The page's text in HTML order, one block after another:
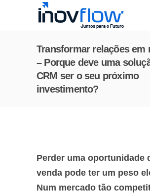
Transformar relações em
– Porque deve uma
CRM ser o seu próximo
investimento?
Perder uma oportunidade
venda pode ter um peso
Num mercado tão